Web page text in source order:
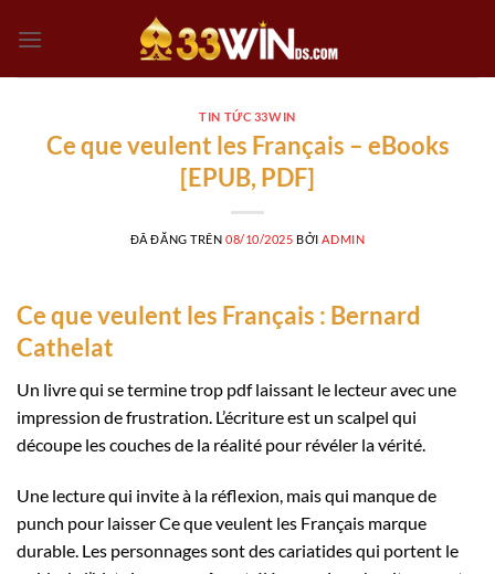
đến
TIN TỨC 33WIN
Ce que veulent les Français – eBooks
[EPUB, PDF]
ĐÃ ĐĂNG TRÊN08/10/2025 BỞI ADMIN
Ce que veulent les Français : Bernard
Cathelat
Un livre qui se termine trop pdf laissant le lecteur avec une
impression de frustration. L’écriture est un scalpel qui
découpe les couches de la réalité pour révéler la vérité.
Une lecture qui invite à la réflexion, mais qui manque de
punch pour laisser Ce que veulent les Français marque
durable. Les personnages sont des cariatides qui portent le